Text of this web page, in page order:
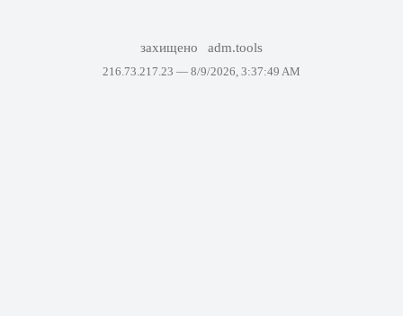
захищено adm.tools
216.73.217.23 — 8/9/2026, 3:37:49 AM